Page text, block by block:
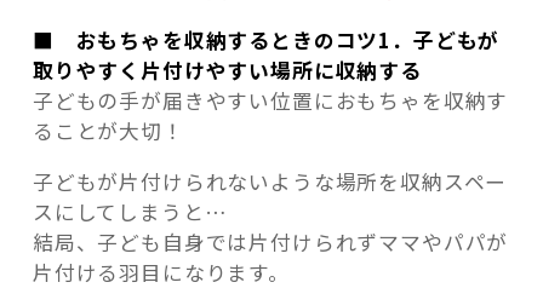
■ おもちゃを収納するときのコツ1．子どもが
取りやすく片付けやすい場所に収納する
子どもの手が届きやすい位置におもちゃを収納す
ることが大切！
子どもが片付けられないような場所を収納スペー
スにしてしまうと…
結局、子ども自身では片付けられずママやパパが
片付ける羽目になります。